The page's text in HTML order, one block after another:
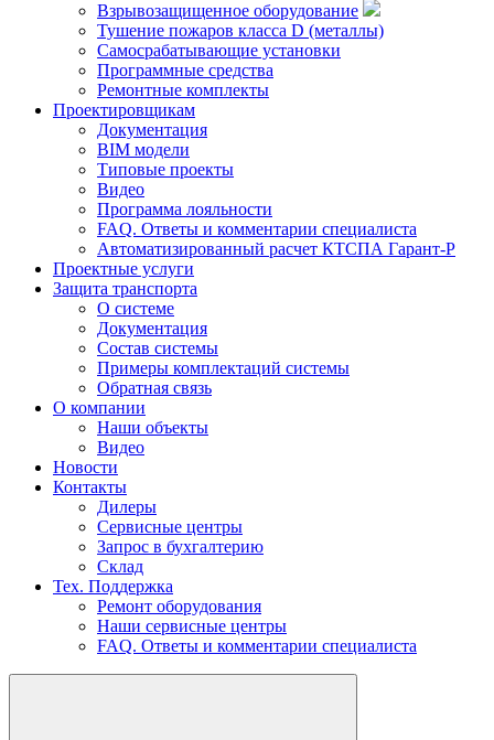
Взрывозащищенное оборудование
Тушение пожаров класса D (металлы)
Самосрабатывающие установки
Программные средства
Ремонтные комплекты
Проектировщикам
Документация
BIM модели
Типовые проекты
Видео
Программа лояльности
FAQ. Ответы и комментарии специалиста
Автоматизированный расчет КТСПА Гарант-Р
Проектные услуги
Защита транспорта
О системе
Документация
Состав системы
Примеры комплектаций системы
Обратная связь
О компании
Наши объекты
Видео
Новости
Контакты
Дилеры
Сервисные центры
Запрос в бухгалтерию
Склад
Тех. Поддержка
Ремонт оборудования
Наши сервисные центры
FAQ. Ответы и комментарии специалиста